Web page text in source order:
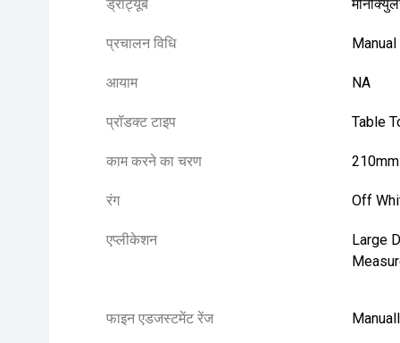
ड्राट्यूब
प्रचालन विधि Manual
आयाम NA
प्रॉडक्ट टाइप Table
काम करने का चरण
रंग Off
एप्लीकेशन
Large
फाइन एडजस्टमेंट रेंज